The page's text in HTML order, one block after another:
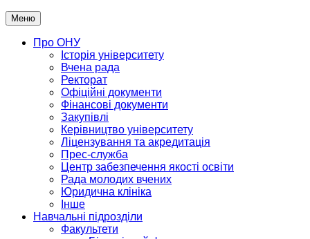
Меню
Про ОНУ
Історія університету
Вчена рада
Ректорат
Офіційні документи
Фінансові документи
Закупівлі
Керівництво університету
Ліцензування та акредитація
Прес-служба
Центр забезпечення якості освіти
Рада молодих вчених
Юридична клініка
Інше
Навчальні підрозділи
Факультети